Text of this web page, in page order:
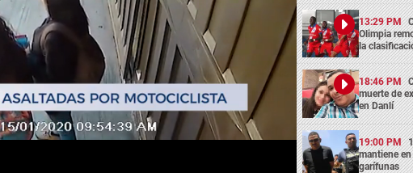
13:29 PM
Olimpia
la
18:46 PM
muerte de
en Danlí
19:00 PM
mantiene
garífunas